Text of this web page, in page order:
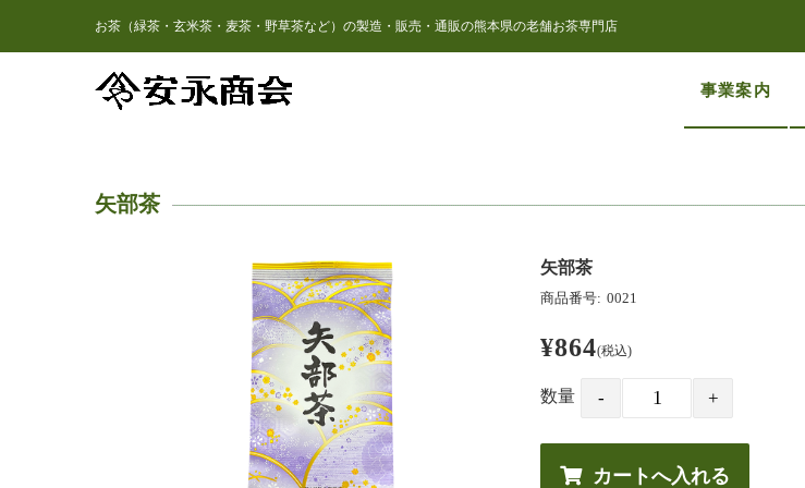
事業案内
お茶（緑茶・玄米茶・麦茶・野草茶など）の製造・販売・通販の熊本県の老舗お茶専門店
矢部茶
矢部茶
商品番号: 0021
¥864(税込)
数量